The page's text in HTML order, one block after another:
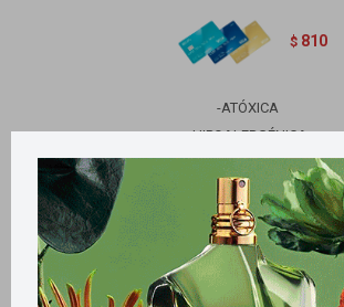
$ 810
-ATÓXICA
-HIPOALERGÉNICA
-NO CONTIENE PERFUME
CONT. 50
Métodos y costos de envío